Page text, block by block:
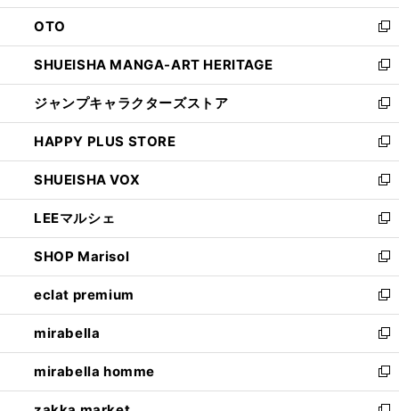
ウ
で
開
く
ン
ド
ウ
で
開
く
OTO
新
し
い
ウ
ィ
ン
ド
ウ
で
開
く
SHUEISHA MANGA-ART HERITAGE
新
し
い
ウ
ィ
ン
ド
ウ
で
開
く
ジャンプキャラクターズストア
新
し
い
ウ
ィ
ン
ド
ウ
で
開
く
HAPPY PLUS STORE
新
し
い
ウ
ィ
ン
ド
ウ
で
開
く
SHUEISHA VOX
新
し
い
ウ
ィ
ン
ド
ウ
で
開
く
LEEマルシェ
新
し
い
ウ
ィ
ン
ド
ウ
で
開
SHOP Marisol
新
し
い
ウ
ィ
ン
ド
ウ
eclat premium
新
し
い
ウ
ィ
ン
mirabella
新
し
い
ウ
mirabella homme
新
し